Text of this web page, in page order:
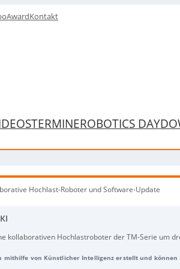
AwardKontakt
TERMINEROBOTICS DAY
Hochlast-Roboter und Software-Update
kollaborativen Hochlastroboter der TM-Serie um
ab:TM30S (30 kg) für schwere
mithilfe von Künstlicher Intelligenz erstellt und können